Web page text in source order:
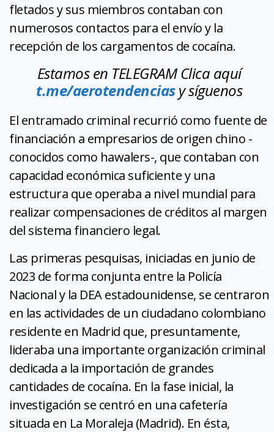
fletados y sus miembros contaban con
numerosos contactos para el envío y la
recepción de los cargamentos de cocaína.
Estamos en TELEGRAM Clica aquí
t.me/aerotendenciasy síguenos
El entramado criminal recurrió como fuente de
financiación a empresarios de origen chino -
conocidos como hawalers-, que contaban con
capacidad económica suficiente y una
estructura que operaba a nivel mundial para
realizar compensaciones de créditos al margen
del sistema financiero legal.
Las primeras pesquisas, iniciadas en junio de
2023 de forma conjunta entre la Policía
Nacional y la DEA estadounidense, se centraron
en las actividades de un ciudadano colombiano
residente en Madrid que, presuntamente,
lideraba una importante organización criminal
dedicada a la importación de grandes
cantidades de cocaína. En la fase inicial, la
investigación se centró en una cafetería
situada en La Moraleja (Madrid). En ésta,